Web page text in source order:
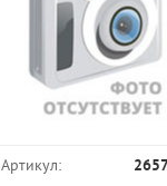
Артикул: